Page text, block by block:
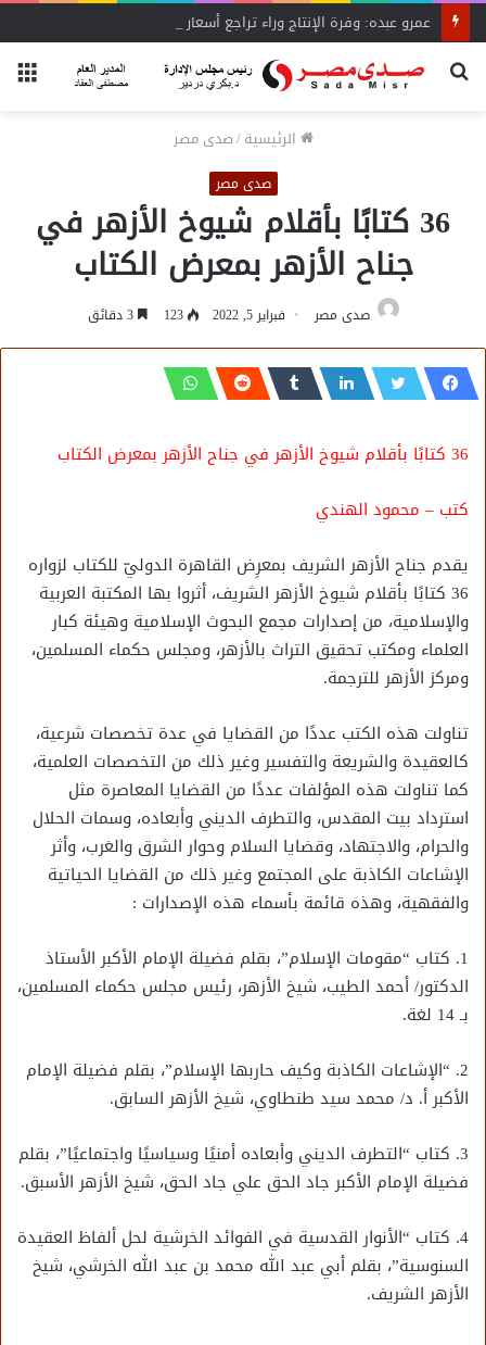
عمرو عبده: وفرة الإنتاج وراء تراجع أسعار الدواجن..
بحث
الرئيسية/صدى مصر
صدى مصر
36 كتابًا بأقلام شيوخ الأزهر في
جناح الأزهر بمعرض الكتاب
صدى مصر فبراير 5, 2022 123 3 دقائق
36 كتابًا بأقلام شيوخ الأزهر في جناح الأزهر بمعرض الكتاب
كتب – محمود الهندي
يقدم جناح الأزهر الشريف بمعرِض القاهرة الدوليّ للكتاب لزواره
36 كتابًا بأقلام شيوخ الأزهر الشريف، أثروا بها المكتبة العربية
والإسلامية، من إصدارات مجمع البحوث الإسلامية وهيئة كبار
العلماء ومكتب تحقيق التراث بالأزهر، ومجلس حكماء المسلمين،
ومركز الأزهر للترجمة.
تناولت هذه الكتب عددًا من القضايا في عدة تخصصات شرعية،
كالعقيدة والشريعة والتفسير وغير ذلك من التخصصات العلمية،
كما تناولت هذه المؤلفات عددًا من القضايا المعاصرة مثل
استرداد بيت المقدس، والتطرف الديني وأبعاده، وسمات الحلال
والحرام، والاجتهاد، وقضايا السلام وحوار الشرق والغرب، وأثر
الإشاعات الكاذبة على المجتمع وغير ذلك من القضايا الحياتية
والفقهية، وهذه قائمة بأسماء هذه الإصدارات :
1. كتاب “مقومات الإسلام”، بقلم فضيلة الإمام الأكبر الأستاذ
الدكتور/ أحمد الطيب، شيخ الأزهر، رئيس مجلس حكماء المسلمين،
بـ 14 لغة.
2. “الإشاعات الكاذبة وكيف حاربها الإسلام”، بقلم فضيلة الإمام
الأكبر أ. د/ محمد سيد طنطاوي، شيخ الأزهر السابق.
3. كتاب “التطرف الديني وأبعاده أمنيًا وسياسيًا واجتماعيًا”، بقلم
فضيلة الإمام الأكبر جاد الحق علي جاد الحق، شيخ الأزهر الأسبق.
4. كتاب “الأنوار القدسية في الفوائد الخرشية لحل ألفاظ العقيدة
السنوسية”، بقلم أبي عبد الله محمد بن عبد الله الخرشي، شيخ
الأزهر الشريف.